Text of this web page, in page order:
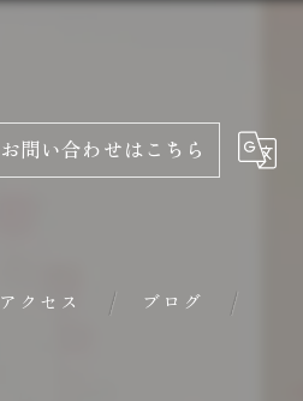
お問い合わせはこちら
アクセス ブログ